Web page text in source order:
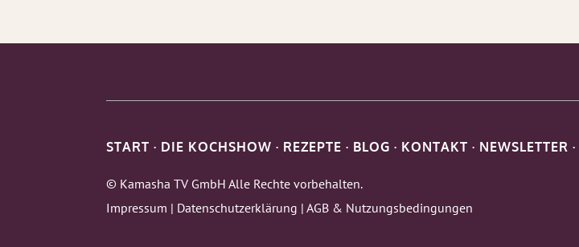
START · DIE KOCHSHOW · REZEPTE · BLOG · KONTAKT · NEWSLETTER ·
© Kamasha TV GmbH Alle Rechte vorbehalten.
Impressum | Datenschutzerklärung | AGB & Nutzungsbedingungen